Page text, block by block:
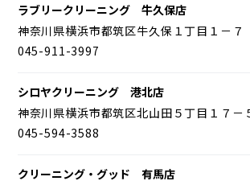
ラブリークリーニング 牛久保店
神奈川県横浜市都筑区牛久保１丁目１－７
045-911-3997
シロヤクリーニング 港北店
神奈川県横浜市都筑区北山田５丁目１７－
045-594-3588
クリーニング・グッド 有馬店